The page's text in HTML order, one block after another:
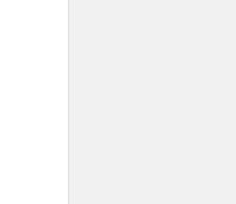
Mig
Du
Du alt
Men